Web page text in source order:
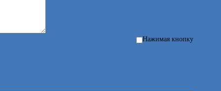
Нажимая кнопку